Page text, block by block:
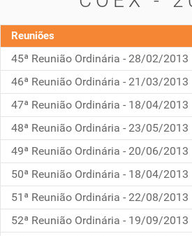
Reuniões
45ª Reunião Ordinária - 28/02/2013
46ª Reunião Ordinária - 21/03/2013
47ª Reunião Ordinária - 18/04/2013
48ª Reunião Ordinária - 23/05/2013
49ª Reunião Ordinária - 20/06/2013
50ª Reunião Ordinária - 18/04/2013
51ª Reunião Ordinária - 22/08/2013
52ª Reunião Ordinária - 19/09/2013